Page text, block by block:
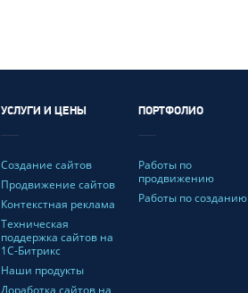
УСЛУГИ И ЦЕНЫ
Создание сайтов
Продвижение сайтов
Контекстная реклама
Техническая
поддержка сайтов на
1С-Битрикс
Наши продукты
Доработка сайтов на
ПОРТФОЛИО
Работы по
продвижению
Работы по созданию